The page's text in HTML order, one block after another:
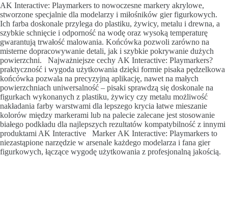
AK Interactive: Playmarkers to nowoczesne markery akrylowe,
stworzone specjalnie dla modelarzy i miłośników gier figurkowych.
Ich farba doskonale przylega do plastiku, żywicy, metalu i drewna, a
szybkie schnięcie i odporność na wodę oraz wysoką temperaturę
gwarantują trwałość malowania. Końcówka pozwoli zarówno na
misterne dopracowywanie detali, jak i szybkie pokrywanie dużych
powierzchni. Najważniejsze cechy AK Interactive: Playmarkers?
praktyczność i wygoda użytkowania dzięki formie pisaka pędzelkowa
końcówka pozwala na precyzyjną aplikację, nawet na małych
powierzchniach uniwersalność – pisaki sprawdzą się doskonale na
figurkach wykonanych z plastiku, żywicy czy metalu możliwość
nakładania farby warstwami dla lepszego krycia łatwe mieszanie
kolorów między markerami lub na palecie zalecane jest stosowanie
białego podkładu dla najlepszych rezultatów kompatybilność z innymi
produktami AK Interactive Marker AK Interactive: Playmarkers to
niezastąpione narzędzie w arsenale każdego modelarza i fana gier
figurkowych, łączące wygodę użytkowania z profesjonalną jakością.